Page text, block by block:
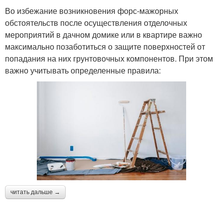
Во избежание возникновения форс-мажорных
обстоятельств после осуществления отделочных
мероприятий в дачном домике или в квартире важно
максимально позаботиться о защите поверхностей от
попадания на них грунтовочных компонентов. При этом
важно учитывать определенные правила:
читать дальше →